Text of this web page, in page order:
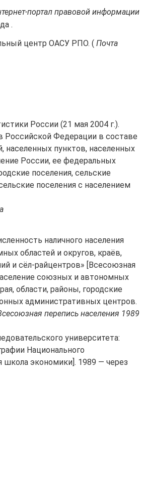
портал правовой информации
.
центр ОАСУ РПО. ( Почта
России (21 мая 2004 г.).
Российской Федерации в составе
населенных пунктов, населенных
России, ее федеральных
поселения, сельские
поселения с населением
наличного населения
областей и округов, краёв,
и сёл-райцентров» [Всесоюзная
союзных и автономных
области, районы, городские
административных центров.
перепись населения 1989
университета:
Национального
школа экономики]. 1989 — через